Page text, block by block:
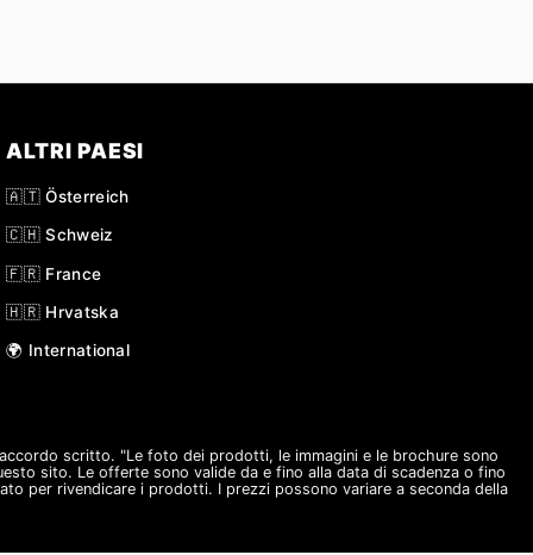
ALTRI PAESI
🇦🇹 Österreich
🇨🇭 Schweiz
🇫🇷 France
🇭🇷 Hrvatska
🌍 International
scritto. "Le foto dei prodotti, le immagini e le brochure sono
sito. Le offerte sono valide da e fino alla data di scadenza o fino
per rivendicare i prodotti. I prezzi possono variare a seconda della